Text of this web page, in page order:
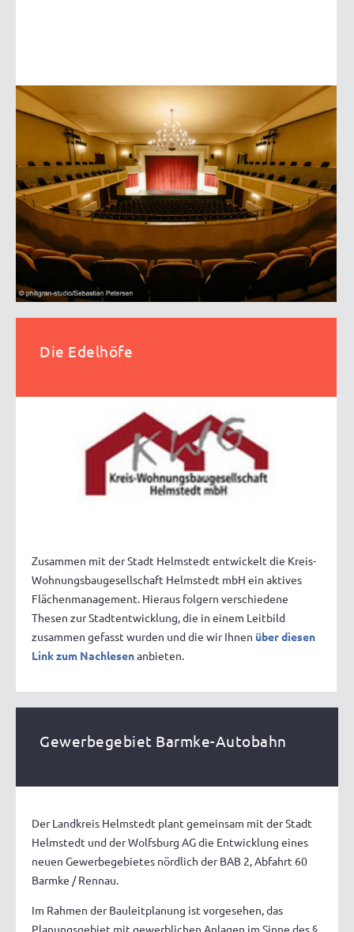
Die Edelhöfe
Zusammen mit der Stadt Helmstedt entwickelt die Kreis-
Wohnungsbaugesellschaft Helmstedt mbH ein aktives
Flächenmanagement. Hieraus folgern verschiedene
Thesen zur Stadtentwicklung, die in einem Leitbild
zusammen gefasst wurden und die wir Ihnen über diesen
Link zum Nachlesenanbieten.
Gewerbegebiet Barmke-Autobahn
Der Landkreis Helmstedt plant gemeinsam mit der Stadt
Helmstedt und der Wolfsburg AG die Entwicklung eines
neuen Gewerbegebietes nördlich der BAB 2, Abfahrt 60
Barmke / Rennau.
Im Rahmen der Bauleitplanung ist vorgesehen, das
Planungsgebiet mit gewerblichen Anlagen im Sinne des §